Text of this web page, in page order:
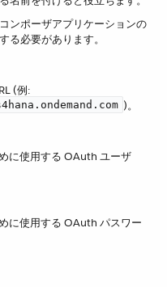
ンポーザアプリケーションの
る必要があります。
(例:
​)。
に使用する OAuth ユーザ
に使用する OAuth パスワー